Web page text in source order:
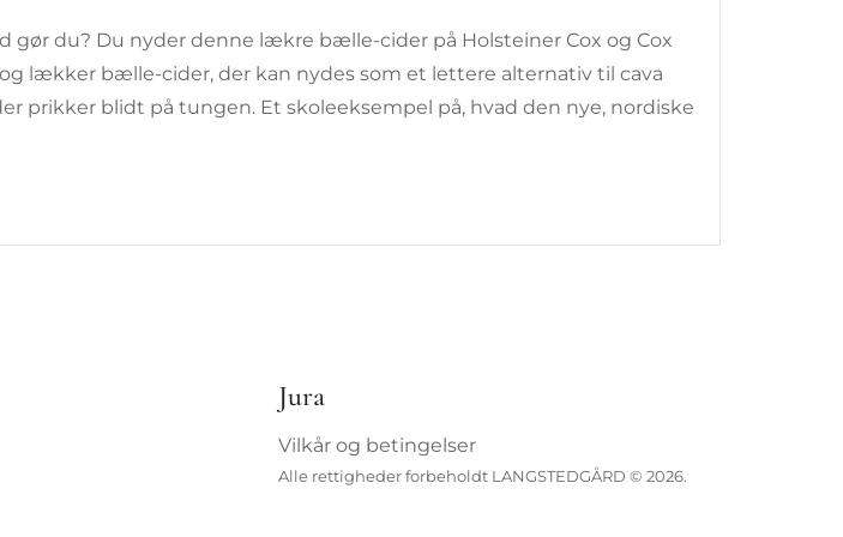
gør du? Du nyder denne lækre bælle-cider på Holsteiner Cox og Cox
og lækker bælle-cider, der kan nydes som et lettere alternativ til cava
prikker blidt på tungen. Et skoleeksempel på, hvad den nye, nordiske
Jura
Vilkår og betingelser
Alle rettigheder forbeholdt LANGSTEDGÅRD © 2026.